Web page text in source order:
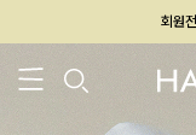
회원